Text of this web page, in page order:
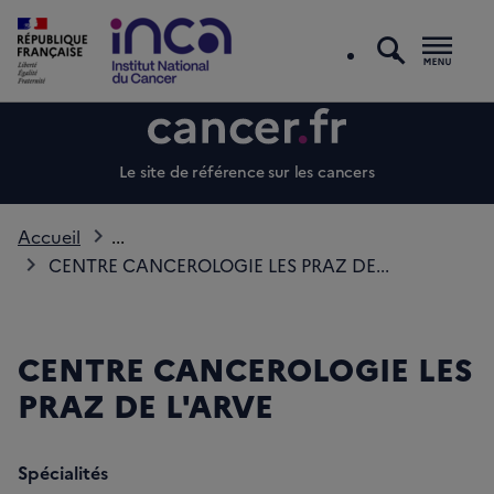
Le site de référence sur les cancers
Accueil
...
CENTRE CANCEROLOGIE LES PRAZ DE...
CENTRE CANCEROLOGIE LES
PRAZ DE L'ARVE
Spécialités